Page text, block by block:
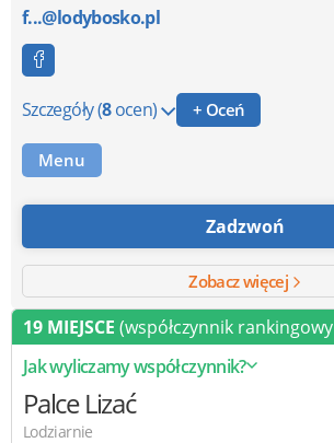
f...@lodybosko.pl
Szczegóły(8ocen) + Oceń
Menu
Zadzwoń
Zobacz więcej
19 MIEJSCE (współczynnik rankingowy
Jak wyliczamy współczynnik?
Palce Lizać
Lodziarnie